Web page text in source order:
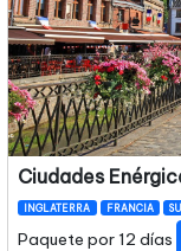
Ciudades
INGLATERRA FRANCIA
Paquete por 12 días